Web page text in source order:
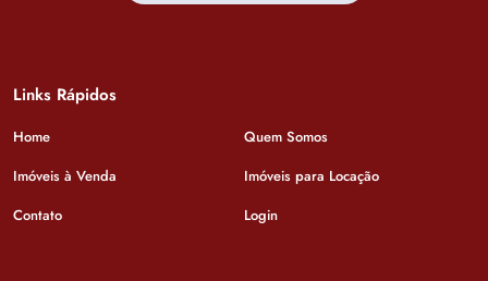
Links Rápidos
Home
Quem Somos
Imóveis à Venda
Imóveis para Locação
Contato
Login